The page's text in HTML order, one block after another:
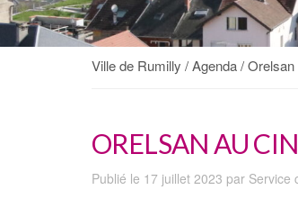
Ville de Rumilly /Agenda/Orelsan
ORELSAN AU
Publié le 17 juillet 2023 par Service